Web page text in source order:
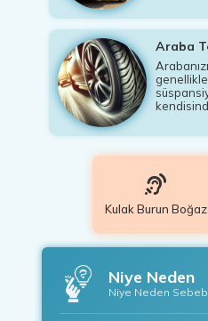
Araba
Kulak Burun Boğaz
Niye Neden
Niye Neden